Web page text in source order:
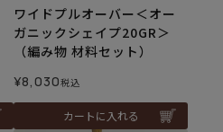
ワイドプルオーバー＜オー
ガニックシェイプ20GR＞
（編み物 材料セット）
¥8,030税込
カートに入れる